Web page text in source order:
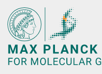
Main-
Content